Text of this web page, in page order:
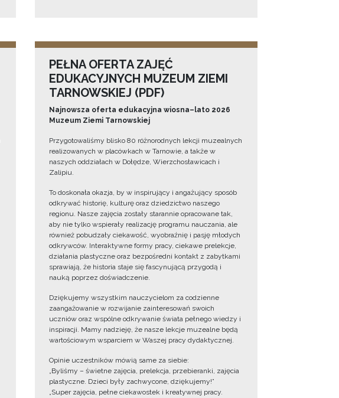
PEŁNA OFERTA ZAJĘĆ
EDUKACYJNYCH MUZEUM ZIEMI
TARNOWSKIEJ (PDF)
Najnowsza oferta edukacyjna wiosna–lato 2026
Muzeum Ziemi Tarnowskiej
Przygotowaliśmy blisko 80 różnorodnych lekcji muzealnych
realizowanych w placówkach w Tarnowie, a także w
naszych oddziałach w Dołędze, Wierzchosławicach i
Zalipiu.
To doskonała okazja, by w inspirujący i angażujący sposób
odkrywać historię, kulturę oraz dziedzictwo naszego
regionu. Nasze zajęcia zostały starannie opracowane tak,
aby nie tylko wspierały realizację programu nauczania, ale
również pobudzały ciekawość, wyobraźnię i pasję młodych
odkrywców. Interaktywne formy pracy, ciekawe prelekcje,
działania plastyczne oraz bezpośredni kontakt z zabytkami
sprawiają, że historia staje się fascynującą przygodą i
nauką poprzez doświadczenie.
Dziękujemy wszystkim nauczycielom za codzienne
zaangażowanie w rozwijanie zainteresowań swoich
uczniów oraz wspólne odkrywanie świata pełnego wiedzy i
inspiracji. Mamy nadzieję, że nasze lekcje muzealne będą
wartościowym wsparciem w Waszej pracy dydaktycznej.
Opinie uczestników mówią same za siebie:
„Byliśmy – świetne zajęcia, prelekcja, przebieranki, zajęcia
plastyczne. Dzieci były zachwycone, dziękujemy!”
„Super zajęcia, pełne ciekawostek i kreatywnej pracy.